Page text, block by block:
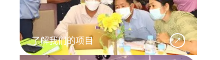
了解我们的项目